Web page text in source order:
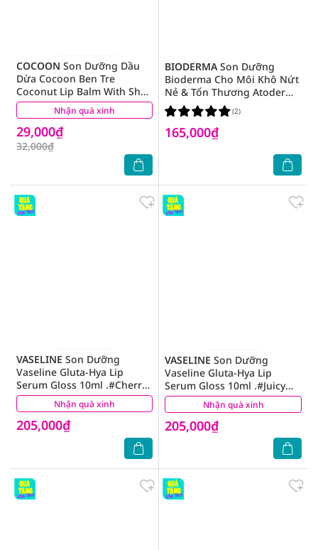
Nhận quà xinh
COCOON Son Dưỡng Dầu
Dừa Cocoon Ben Tre
Coconut Lip Balm With Shea
Butter & Vitamin E 5g
29,000₫
32,000₫
(9)
BIODERMASon Dưỡng
Bioderma Cho Môi Khô Nứt
Nẻ & Tổn Thương Atoderm
Stick Levres 4g
165,000₫
(2)
Nhận quà xinh
VASELINE Son Dưỡng
Vaseline Gluta-Hya Lip
Serum Gloss 10ml .#Cherry
Crush
205,000₫
(0) Nhận quà xinh
VASELINE Son Dưỡng
Vaseline Gluta-Hya Lip
Serum Gloss 10ml .#Juicy
Peach
205,000₫
(0)